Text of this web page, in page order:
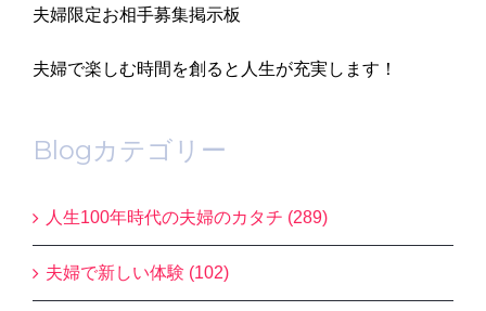
夫婦限定お相手募集掲示板
夫婦で楽しむ時間を創ると人生が充実します！
Blogカテゴリー
人生100年時代の夫婦のカタチ (289)
夫婦で新しい体験 (102)